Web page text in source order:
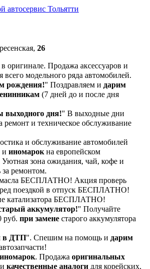
автосервис Тольятти
26
в оригинале. Продажа аксессуаров и
всего модельного ряда автомобилей.
рождения!" Поздравляем и дарим
(7 дней до и после дня
выходного дня!" В выходные дни
ремонт и техническое обслуживание
и обслуживание автомобилей
и иномарокна европейском
Уютная зона ожидания, чай, кофе и
за ремонтом.
БЕСПЛАТНО! Акция проверь
поездкой в отпуск БЕСПЛАТНО!
катализатора БЕСПЛАТНО!
аккумулятор!" Получайте
руб. при замене старого аккумулятора
в ДТП". Спешим на помощь и дарим
. Продажа оригинальных
качественные аналоги для корейских,